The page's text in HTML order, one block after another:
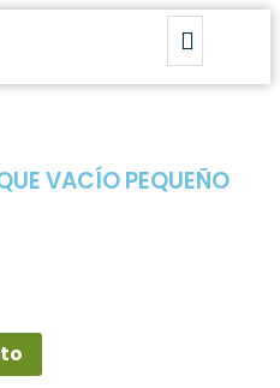
VACÍO PEQUEÑO